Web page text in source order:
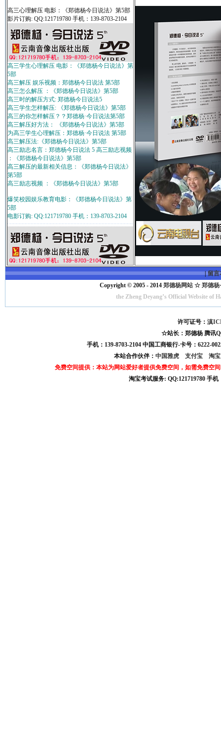
高三心理解压 电影：《郑德杨今日说法》第5部
影片订购: QQ:121719780 手机：139-8703-2104
高三学生心理解压 电影：《郑德杨今日说法》第
5部
高三解压 娱乐视频：郑德杨今日说法 第5部
高三怎么解压 ：《郑德杨今日说法》第5部
高三时的解压方式: 郑德杨今日说法5
高三学生怎样解压: 《郑德杨今日说法》第5部
高三的你怎样解压？？郑德杨·今日说法第5部
高三解压好方法： 《郑德杨今日说法》第5部
为高三学生心理解压：郑德杨·今日说法 第5部
高三解压法:《郑德杨今日说法》第5部
高三励志名言：郑德杨今日说法 5 高三励志视频
：《郑德杨今日说法》第5部
高三解压的最新相关信息：《郑德杨今日说法》
第5部
高三励志视频 ：《郑德杨今日说法》第5部
爆笑校园娱乐教育电影：《郑德杨今日说法》第
5部
电影订购: QQ:121719780 手机：139-8703-2104
|留言
Copyright © 2005 - 2014 郑德杨网站 ☆ 郑德杨
the Zheng Deyang’s Official Website
许可证号：滇
☆站长：郑德杨 腾讯
手机：139-8703-2104 中国工商银行-卡号：6222-
本站合作伙伴： 中国雅虎 支付宝
淘
免费空间提供：本站为网站爱好者提供免费空间，如需免费空
淘宝考试服务: QQ:121719780 手